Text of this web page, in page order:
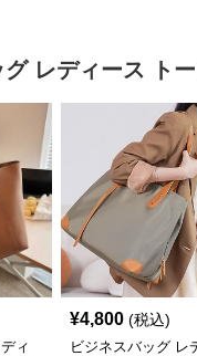
レディース ト
ィ
¥4,800 (税込)
ビジネスバッグ レ